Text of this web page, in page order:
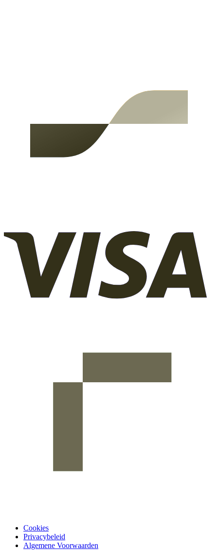
Cookies
Privacybeleid
Algemene Voorwaarden